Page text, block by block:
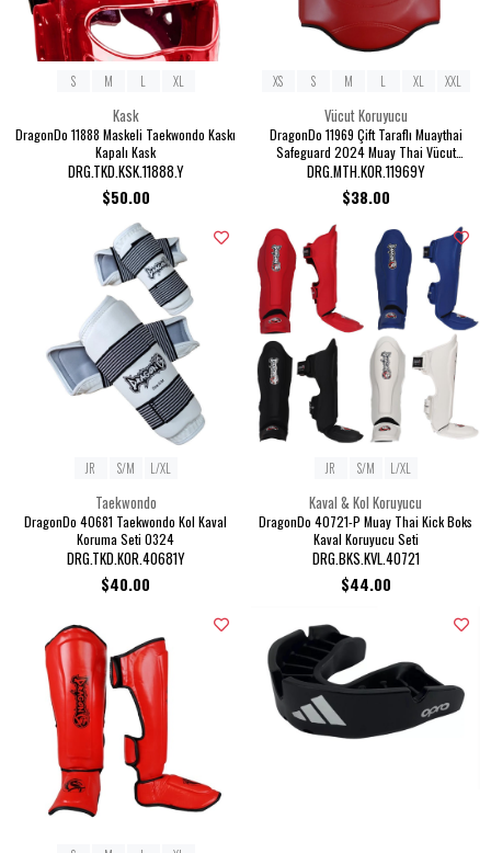
Kask
DragonDo 11888 Maskeli Taekwondo Kaskı
Kapalı Kask
DRG.TKD.KSK.11888.Y
$50.00
S M L XL
Vücut Koruyucu
DragonDo 11969 Çift Taraflı Muaythai
Safeguard 2024 Muay Thai Vücut
Koruyucu
DRG.MTH.KOR.11969Y
$38.00
XS S M L XL XXL
Taekwondo
DragonDo 40681 Taekwondo Kol Kaval
Koruma Seti 0324
DRG.TKD.KOR.40681Y
$40.00
JR S/M L/XL
Kaval & Kol Koruyucu
DragonDo 40721-P Muay Thai Kick Boks
Kaval Koruyucu Seti
DRG.BKS.KVL.40721
$44.00
JR S/M L/XL